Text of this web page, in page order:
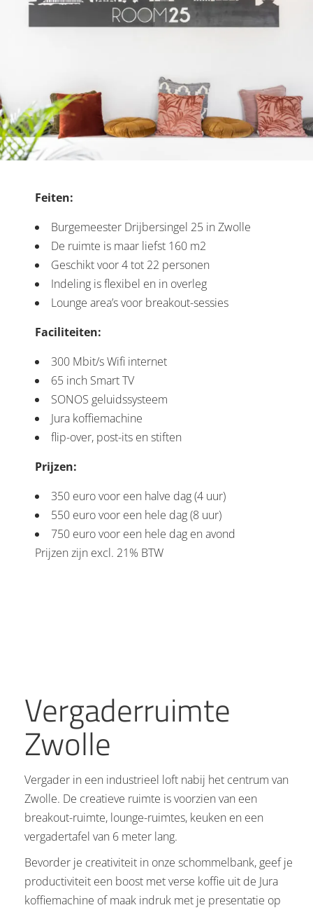
Feiten:
Burgemeester Drijbersingel 25 in Zwolle
De ruimte is maar liefst 160 m2
Geschikt voor 4 tot 22 personen
Indeling is flexibel en in overleg
Lounge area’s voor breakout-sessies
Faciliteiten:
300 Mbit/s Wifi internet
65 inch Smart TV
SONOS geluidssysteem
Jura koffiemachine
flip-over, post-its en stiften
Prijzen:
350 euro voor een halve dag (4 uur)
550 euro voor een hele dag (8 uur)
750 euro voor een hele dag en avond
Prijzen zijn excl. 21% BTW
Vergaderruimte
Zwolle
Vergader in een industrieel loft nabij het centrum van
Zwolle. De creatieve ruimte is voorzien van een
breakout-ruimte, lounge-ruimtes, keuken en een
vergadertafel van 6 meter lang.
Bevorder je creativiteit in onze schommelbank, geef je
productiviteit een boost met verse koffie uit de Jura
koffiemachine of maak indruk met je presentatie op